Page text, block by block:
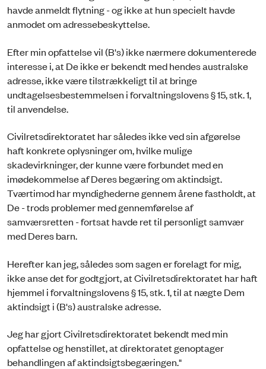
havde anmeldt flytning - og ikke at hun specielt havde
anmodet om adressebeskyttelse.
Efter min opfattelse vil (B's) ikke nærmere dokumenterede
interesse i, at De ikke er bekendt med hendes australske
adresse, ikke være tilstrækkeligt til at bringe
undtagelsesbestemmelsen i forvaltningslovens § 15, stk. 1,
til anvendelse.
Civilretsdirektoratet har således ikke ved sin afgørelse
haft konkrete oplysninger om, hvilke mulige
skadevirkninger, der kunne være forbundet med en
imødekommelse af Deres begæring om aktindsigt.
Tværtimod har myndighederne gennem årene fastholdt, at
De - trods problemer med gennemførelse af
samværsretten - fortsat havde ret til personligt samvær
med Deres barn.
Herefter kan jeg, således som sagen er forelagt for mig,
ikke anse det for godtgjort, at Civilretsdirektoratet har haft
hjemmel i forvaltningslovens § 15, stk. 1, til at nægte Dem
aktindsigt i (B's) australske adresse.
Jeg har gjort Civilretsdirektoratet bekendt med min
opfattelse og henstillet, at direktoratet genoptager
behandlingen af aktindsigtsbegæringen."